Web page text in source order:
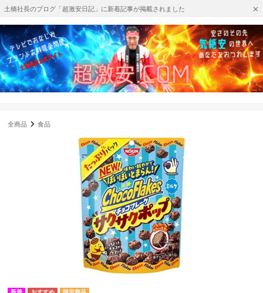
土橋社長のブログ「超激安日記」に新着記事が掲載されました
全商品 食品